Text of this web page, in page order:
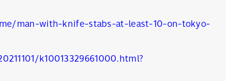
man-with-knife-stabs-at-least-10-on-tokyo-
k10013329661000.html?